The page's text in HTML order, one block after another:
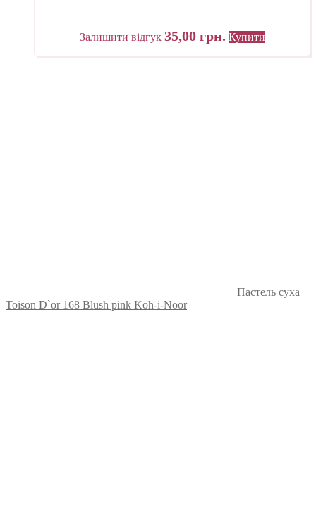
Залишити відгук 35,00 грн. Купити
Пастель суха
Toison D`or 168 Blush pink Koh-i-Noor